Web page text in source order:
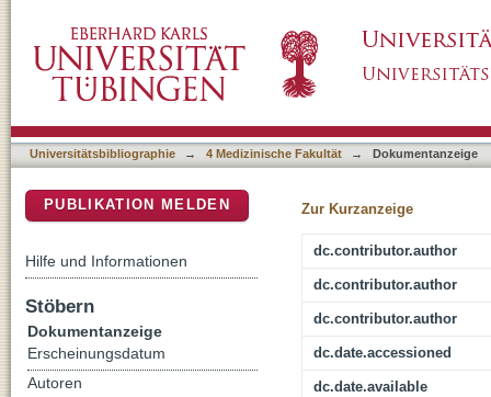
Disease: Restorative Effects of Olesoxime
Universitätsbibliographie → 4 Medizinische Fakultät → Dokumentanzeige
Zur Kurzanzeige
dc.contributor.author
dc.contributor.author
dc.contributor.author
dc.date.accessioned
dc.date.available
PUBLIKATION MELDEN
Hilfe und Informationen
Stöbern
Dokumentanzeige
Erscheinungsdatum
Autoren